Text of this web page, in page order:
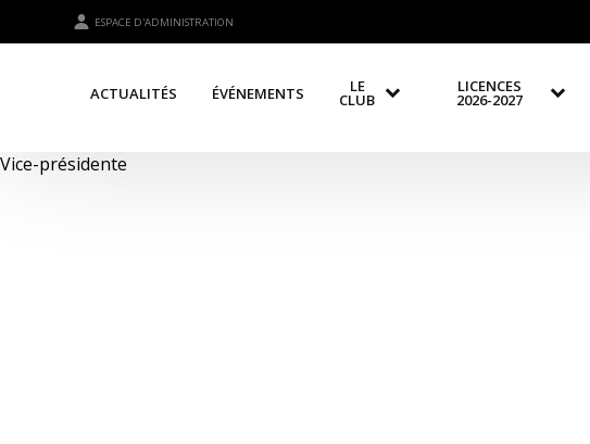
ESPACE D'ADMINISTRATION
ACTUALITÉS ÉVÉNEMENTS LE
CLUB
LICENCES
2026-2027
Vice-présidente